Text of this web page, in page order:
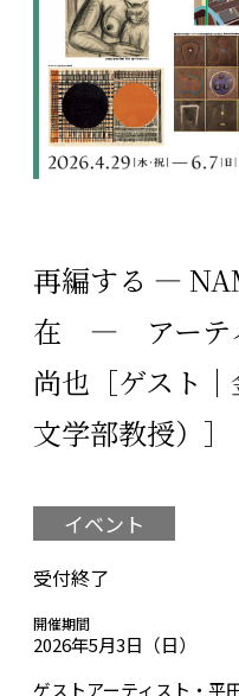
再編する ―
在 ― アーテ
尚也［ゲスト
文学部教授）］
イベント
受付終了
開催期間
2026年5月3日（日）
ゲストアーティスト・平